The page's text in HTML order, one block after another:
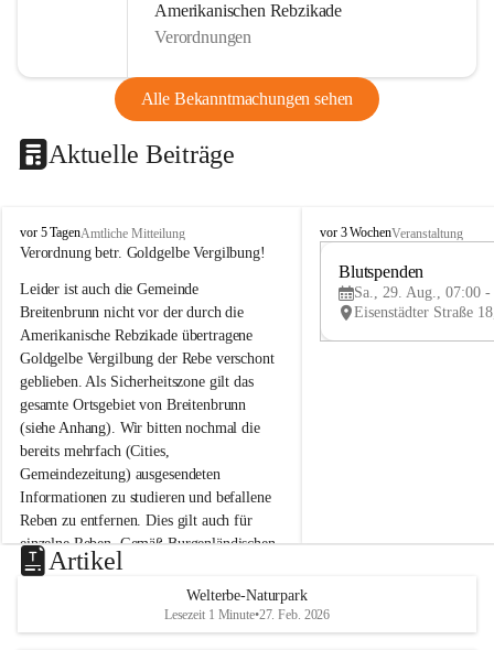
Amerikanischen Rebzikade
Verordnungen
Alle Bekanntmachungen sehen
Aktuelle Beiträge
B
r
i
t
e
n
b
r
u
n
n
a
m
N
e
u
s
d
vor 5 TagenAmtliche Mitteilung
Verordnung betr. Goldgelbe Vergilbung!
Leider ist auch die Gemeinde
Breitenbrunn nicht vor der durch die
Amerikanische Rebzikade übertragene
Goldgelbe Vergilbung der Rebe verschont
geblieben. Als Sicherheitszone gilt das
gesamte Ortsgebiet von Breitenbrunn
(siehe Anhang). Wir bitten nochmal die
bereits mehrfach (Cities,
Gemeindezeitung) ausgesendeten
Informationen zu studieren und befallene
Reben zu entfernen. Dies gilt auch für
einzelne Reben. Gemäß Burgenländischen
Weinbaugesetz sind nicht gepflegte oder
unzulässige Weingärten zu roden! Bitte
helfen wir zusammen um unsere Winzer
vor den prognostizierten Ernteausfällen
B
e
u
e
d
vor 3 WochenVeranstaltung
Blutspenden
Sa., 29. Aug., 07:00 -
Artikel
Welterbe-Naturpark
Lesezeit 1 Minute•27. Feb. 2026